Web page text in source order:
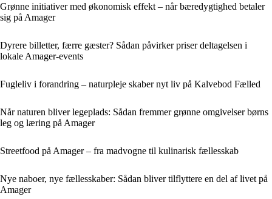
Grønne initiativer med økonomisk effekt – når bæredygtighed betaler
sig på Amager
Dyrere billetter, færre gæster? Sådan påvirker priser deltagelsen i
lokale Amager-events
Fugleliv i forandring – naturpleje skaber nyt liv på Kalvebod Fælled
Når naturen bliver legeplads: Sådan fremmer grønne omgivelser børns
leg og læring på Amager
Streetfood på Amager – fra madvogne til kulinarisk fællesskab
Nye naboer, nye fællesskaber: Sådan bliver tilflyttere en del af livet på
Amager